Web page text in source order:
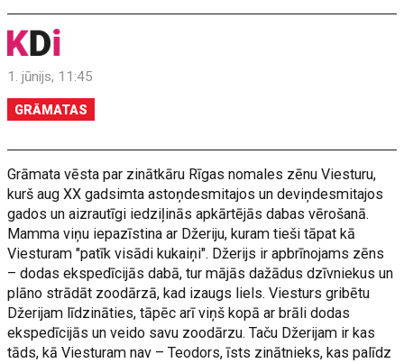
1. jūnijs, 11:45
GRĀMATAS
Grāmata vēsta par zinātkāru Rīgas nomales zēnu Viesturu,
kurš aug XX gadsimta astoņdesmitajos un deviņdesmitajos
gados un aizrautīgi iedziļinās apkārtējās dabas vērošanā.
Mamma viņu iepazīstina ar Džeriju, kuram tieši tāpat kā
Viesturam "patīk visādi kukaiņi". Džerijs ir apbrīnojams zēns
– dodas ekspedīcijās dabā, tur mājās dažādus dzīvniekus un
plāno strādāt zoodārzā, kad izaugs liels. Viesturs gribētu
Džerijam līdzināties, tāpēc arī viņš kopā ar brāli dodas
ekspedīcijās un veido savu zoodārzu. Taču Džerijam ir kas
tāds, kā Viesturam nav – Teodors, īsts zinātnieks, kas palīdz